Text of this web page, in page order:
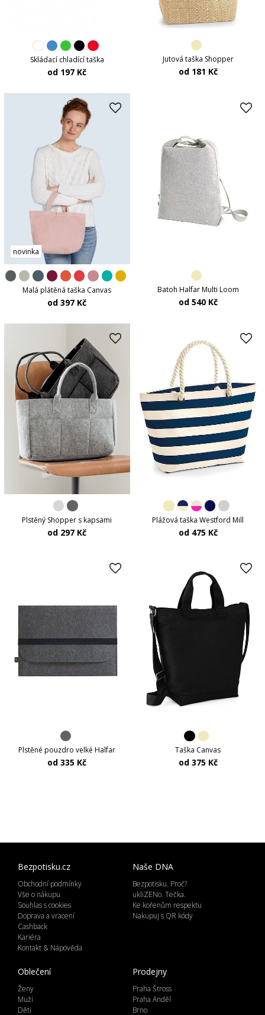
Skládací chladící taška
od 197 Kč
Jutová taška Shopper
od 181 Kč
novinka
Malá plátěná taška Canvas
od 397 Kč
Batoh Halfar Multi Loom
od 540 Kč
Plstěný Shopper s kapsami
od 297 Kč
Plážová taška Westford Mill
od 475 Kč
Plstěné pouzdro velké Halfar
od 335 Kč
Taška Canvas
od 375 Kč
Bezpotisku.cz
Obchodní podmínky
Vše o nákupu
Souhlas s cookies
Doprava a vracení
Cashback
Kariéra
Kontakt & Nápověda
Naše DNA
Bezpotisku. Proč?
ukliZENo. Tečka.
Ke kořenům respektu
Nakupuj s QR kódy
Oblečení
Ženy
Muži
Děti
Prodejny
Praha Štross
Praha Anděl
Brno